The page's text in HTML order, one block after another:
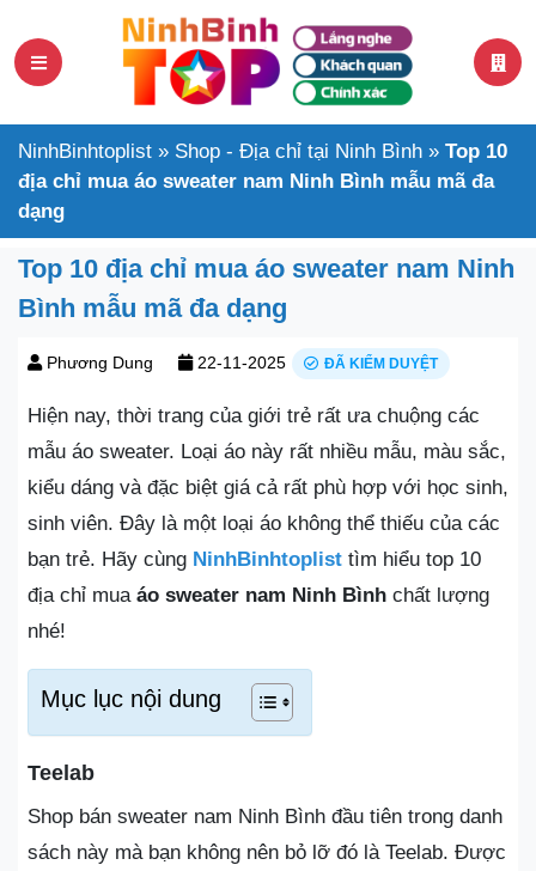
NinhBinhtoplist » Shop - Địa chỉ tại Ninh Bình » Top 10
địa chỉ mua áo sweater nam Ninh Bình mẫu mã đa
dạng
Top 10 địa chỉ mua áo sweater nam Ninh
Bình mẫu mã đa dạng
Phương Dung 22-11-2025 ĐÃ KIỂM DUYỆT
Hiện nay, thời trang của giới trẻ rất ưa chuộng các
mẫu áo sweater. Loại áo này rất nhiều mẫu, màu sắc,
kiểu dáng và đặc biệt giá cả rất phù hợp với học sinh,
sinh viên. Đây là một loại áo không thể thiếu của các
bạn trẻ. Hãy cùng NinhBinhtoplist tìm hiểu top 10
địa chỉ muaáo sweater nam Ninh Bình chất lượng
nhé!
Mục lục nội dung
Teelab
Shop bán sweater nam Ninh Bình đầu tiên trong danh
sách này mà bạn không nên bỏ lỡ đó là Teelab. Được